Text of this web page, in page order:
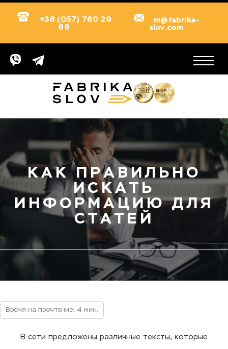
+38 (057) 760 29
88
m@fabrika-
slov.com
КАК ПРАВИЛЬНО
ИСКАТЬ
ИНФОРМАЦИЮ ДЛЯ
СТАТЕЙ
Время на прочтение: 4 мин.
В сети предложены различные тексты, которые